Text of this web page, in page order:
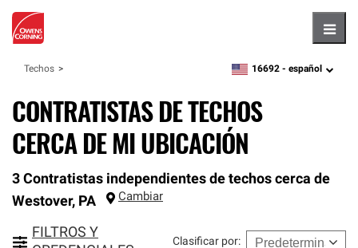
Techos zipcode,language
16692 - español
CONTRATISTAS DE TECHOS
CERCA DE MI UBICACIÓN
3 Contratistas independientes de techos cerca de
Westover, PA Cambiar
FILTROS Y
Clasificar por: